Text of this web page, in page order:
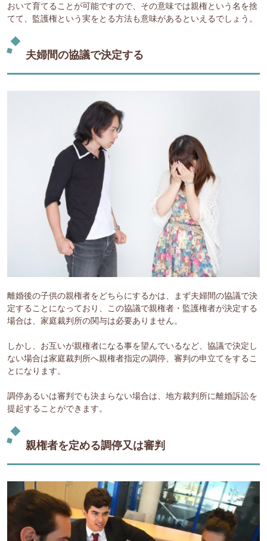
おいて育てることが可能ですので、その意味では親権という名を捨
てて、監護権という実をとる方法も意味があるといえるでしょう。
夫婦間の協議で決定する
離婚後の子供の親権者をどちらにするかは、まず夫婦間の協議で決
定することになっており、この協議で親権者・監護権者が決定する
場合は、家庭裁判所の関与は必要ありません。
しかし、お互いが親権者になる事を望んでいるなど、協議で決定し
ない場合は家庭裁判所へ親権者指定の調停、審判の申立てをするこ
とになります。
調停あるいは審判でも決まらない場合は、地方裁判所に離婚訴訟を
提起することができます。
親権者を定める調停又は審判